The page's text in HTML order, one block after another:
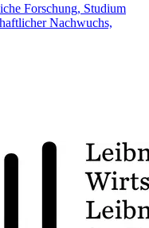
Forschung, Studium
Nachwuchs,